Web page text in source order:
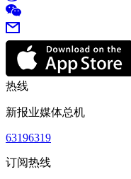
热线
新报业媒体总机
63196319
订阅热线